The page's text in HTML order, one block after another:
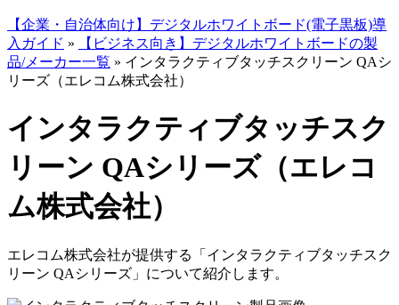
【企業・自治体向け】デジタルホワイトボード(電子黒板)導
入ガイド »
【ビジネス向き】デジタルホワイトボードの製
品/メーカー一覧 » インタラクティブタッチスクリーン QAシ
リーズ（エレコム株式会社）
インタラクティブタッチスク
リーン QAシリーズ（エレコ
ム株式会社）
エレコム株式会社が提供する「インタラクティブタッチスク
リーン QAシリーズ」について紹介します。